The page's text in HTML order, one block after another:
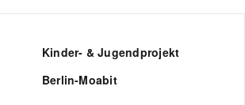
Kinder- & Jugendprojekt
Berlin-Moabit